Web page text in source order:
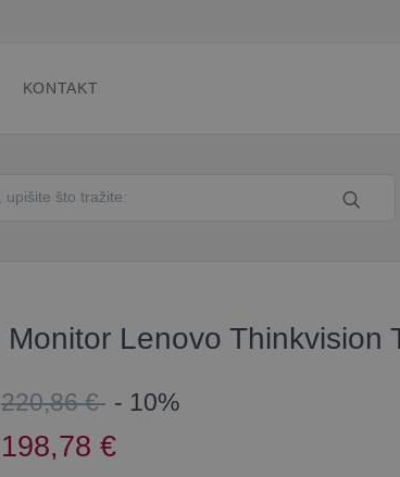
KONTAKT
Monitor Lenovo Thinkvision
220,86 € - 10%
198,78 €